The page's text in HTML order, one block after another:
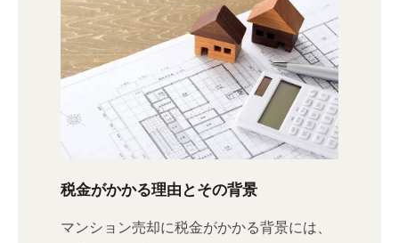
税金がかかる理由とその背景
マンション売却に税金がかかる背景には、